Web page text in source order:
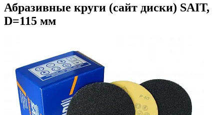
Абразивные круги (сайт диски) SAIT,
D=115 мм